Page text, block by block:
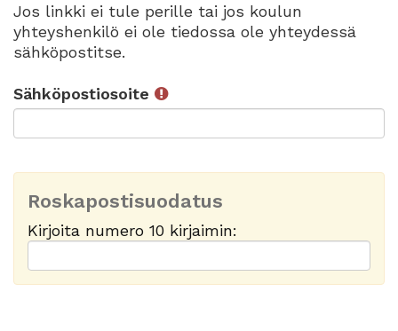
Jos linkki ei tule perille tai jos koulun
yhteyshenkilö ei ole tiedossa ole yhteydessä
sähköpostitse.
Sähköpostiosoite
Roskapostisuodatus
Kirjoita numero 10 kirjaimin: